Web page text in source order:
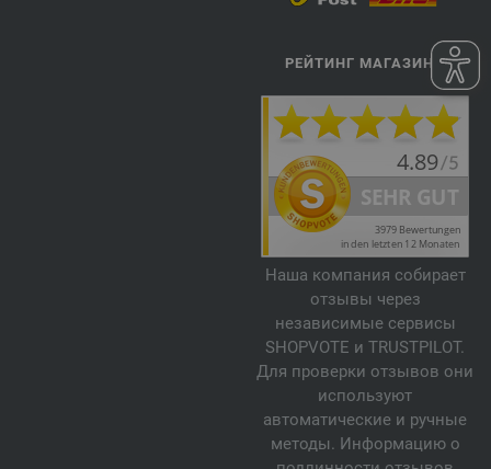
РЕЙТИНГ МАГАЗИНА
Наша компания собирает
отзывы через
независимые сервисы
SHOPVOTE и TRUSTPILOT.
Для проверки отзывов они
используют
автоматические и ручные
методы. Информацию о